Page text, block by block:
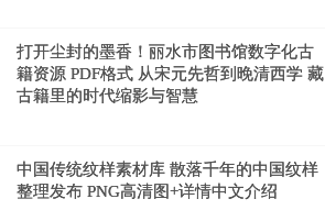
打开尘封的墨香！丽水市图书馆数字化古
籍资源 PDF格式 从宋元先哲到晚清西学 藏
古籍里的时代缩影与智慧
中国传统纹样素材库 散落千年的中国纹样
整理发布 PNG高清图+详情中文介绍